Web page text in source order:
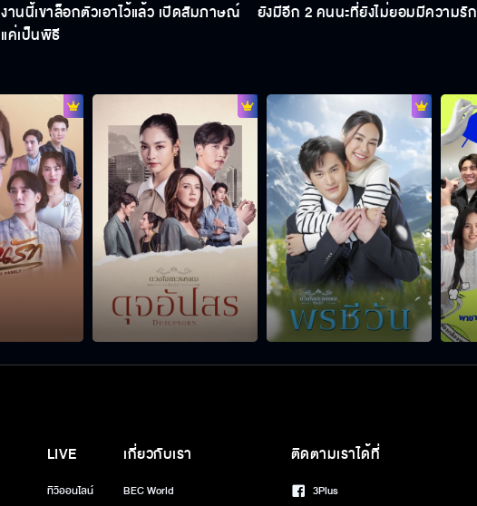
งานนี้เขาล็อกตัวเอาไว้แล้ว เปิดสัมภาษณ์
แค่เป็นพิธี
ยังมีอีก 2 คนนะที่ยังไม่ยอมมีความรัก
LIVE
ทีวีออนไลน์
เกี่ยวกับเรา
BEC World
ติดตามเราได้ที่
3Plus